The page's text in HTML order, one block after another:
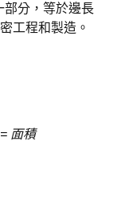
部分，等於邊長
工程和製造。
面積